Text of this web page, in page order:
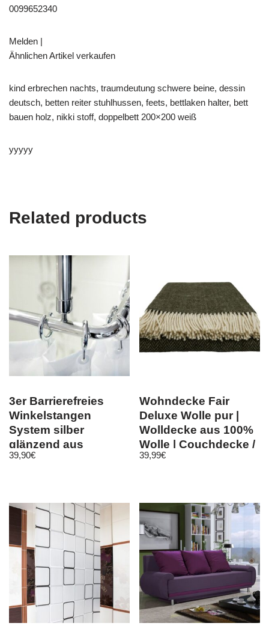
0099652340
Melden |
Ähnlichen Artikel verkaufen
kind erbrechen nachts, traumdeutung schwere beine, dessin
deutsch, betten reiter stuhlhussen, feets, bettlaken halter, bett
bauen holz, nikki stoff, doppelbett 200×200 weiß
yyyyy
Related products
3er Barrierefreies
Winkelstangen
System silber
glänzend aus
Aluminium inkl. D…
39,90€
Wohndecke Fair
Deluxe Wolle pur |
Wolldecke aus 100%
Wolle | Couchdecke /
Sofadeck…
39,99€